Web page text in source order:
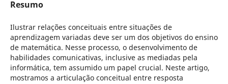
Resumo
Ilustrar relações conceituais entre situações de
aprendizagem variadas deve ser um dos objetivos do ensino
de matemática. Nesse processo, o desenvolvimento de
habilidades comunicativas, inclusive as mediadas pela
informática, tem assumido um papel crucial. Neste artigo,
mostramos a articulação conceitual entre resposta